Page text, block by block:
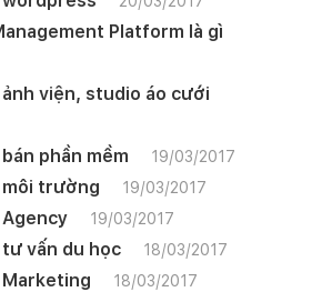
Platform là gì
viện, studio áo cưới
phần mềm 19/03/2017
trường 19/03/2017
19/03/2017
vấn du học 18/03/2017
18/03/2017